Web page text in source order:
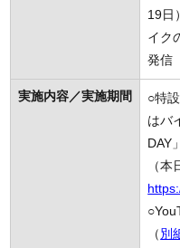
19日
イク
発信
実施内容／実施期間
○特
はバ
DAY」
（
（別